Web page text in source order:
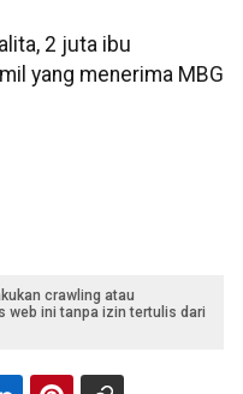
2 juta ibu
yang menerima MBG
crawling atau
web ini tanpa izin tertulis dari